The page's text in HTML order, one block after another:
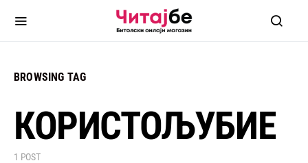
BROWSING TAG
КОРИСТОЉУБИЕ
1 POST